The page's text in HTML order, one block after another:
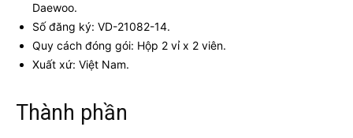
Daewoo.
Số đăng ký: VD-21082-14.
Quy cách đóng gói: Hộp 2 vỉ x 2 viên.
Xuất xứ: Việt Nam.
Thành phần